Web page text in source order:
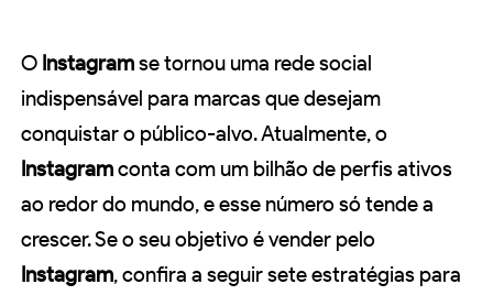
O Instagramse tornou uma rede social
indispensável para marcas que desejam
conquistar o público-alvo. Atualmente, o
Instagramconta com um bilhão de perfis ativos
ao redor do mundo, e esse número só tende a
crescer. Se o seu objetivo é vender pelo
Instagram, confira a seguir sete estratégias para